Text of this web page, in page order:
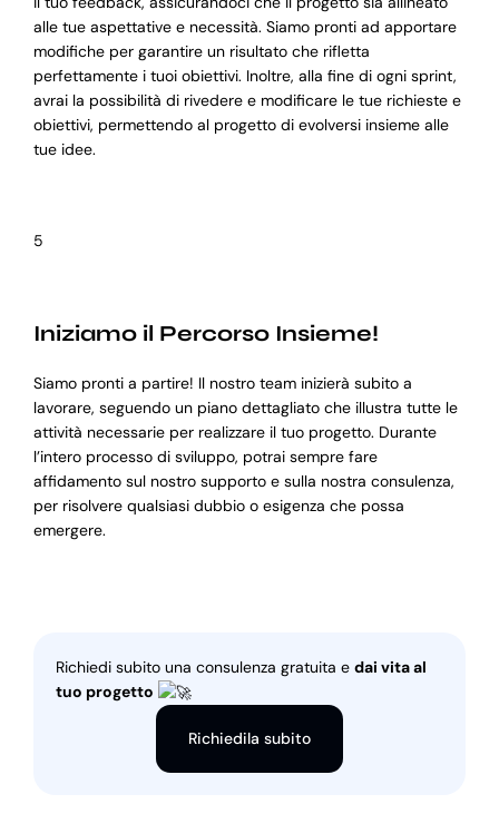
alle tue aspettative e necessità. Siamo pronti ad apportare
modifiche per garantire un risultato che rifletta
perfettamente i tuoi obiettivi. Inoltre, alla fine di ogni sprint,
avrai la possibilità di rivedere e modificare le tue richieste e
obiettivi, permettendo al progetto di evolversi insieme alle
tue idee.
5
Iniziamo il Percorso Insieme!
Siamo pronti a partire! Il nostro team inizierà subito a
lavorare, seguendo un piano dettagliato che illustra tutte le
attività necessarie per realizzare il tuo progetto. Durante
l’intero processo di sviluppo, potrai sempre fare
affidamento sul nostro supporto e sulla nostra consulenza,
per risolvere qualsiasi dubbio o esigenza che possa
emergere.
Richiedi subito una consulenza gratuita e dai vita al
tuo progetto
Richiedila subito